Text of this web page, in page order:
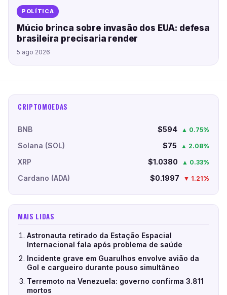
POLÍTICA
Múcio brinca sobre invasão dos EUA: defesa
brasileira precisaria render
5 ago 2026
CRIPTOMOEDAS
BNB $594 ▲ 0.75%
Solana (SOL) $75 ▲ 2.08%
XRP $1.0380 ▲ 0.33%
Cardano (ADA) $0.1997 ▼ 1.21%
MAIS LIDAS
Astronauta retirado da Estação Espacial
Internacional fala após problema de saúde
Incidente grave em Guarulhos envolve avião da
Gol e cargueiro durante pouso simultâneo
Terremoto na Venezuela: governo confirma 3.811
mortos